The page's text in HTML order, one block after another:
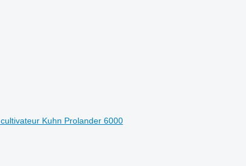
cultivateur Kuhn Prolander 6000